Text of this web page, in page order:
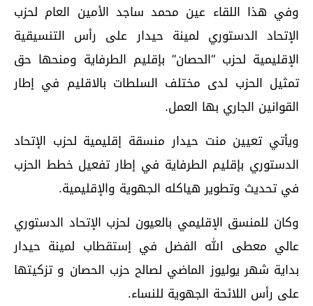
وفي هذا اللقاء عين محمد ساجد الأمين العام لحزب
الإتحاد الدستوري لمينة حيدار على رأس التنسيقية
الإقليمية لحزب “الحصان” بإقليم الطرفاية ومنحها حق
تمثيل الحزب لدى مختلف السلطات بالاقليم في إطار
القوانين الجاري بها العمل.
ويأتي تعيين منت حيدار منسقة إقليمية لحزب الإتحاد
الدستوري بإقليم الطرفاية في إطار تفعيل خطط الحزب
في تحديث وتطوير هياكله الجهوية والإقليمية.
وكان للمنسق الإقليمي بالعيون لحزب الإتحاد الدستوري
عالي معطى الله الفضل في إستقطاب لمينة حيدار
بداية شهر يوليوز الماضي لصالح حزب الحصان و تزكيتها
على رأس اللائحة الجهوية للنساء.